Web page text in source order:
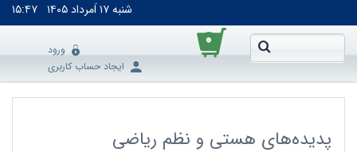
شنبه۱۷ اَمرداد ۱۴۰۵ ۱۵:۴۷
۰
ورود
ایجاد حساب کاربری
پدیده‌های هستی و نظم ریاضی